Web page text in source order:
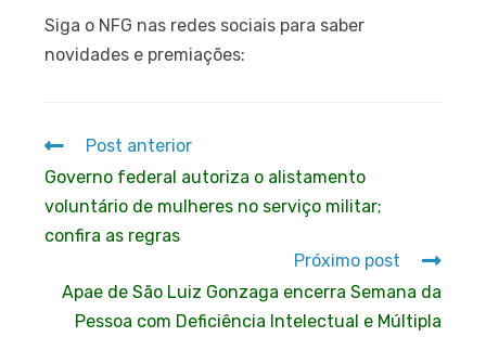
Siga o NFG nas redes sociais para saber
novidades e premiações:
Post anterior
Governo federal autoriza o alistamento
voluntário de mulheres no serviço militar;
confira as regras
Próximo post
Apae de São Luiz Gonzaga encerra Semana da
Pessoa com Deficiência Intelectual e Múltipla